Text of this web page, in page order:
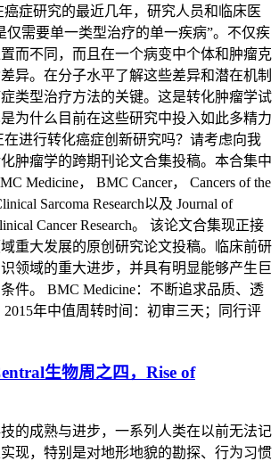
症研究的最近几年，研究人员和临床医
仅需要单一类型治疗的单一疾病”。不仅疾
而不同，而且在一个病变中个体和肿瘤克
异。在分子水平了解这些差异和潜在机制
类型治疗方法的关键。这是转化肿瘤学试
为什么目前在这些研究中投入如此多精力
在进行转化癌症创新研究吗？请考虑向我
肿瘤学的跨期刊论文合集投稿。本合集中
Medicine， BMC Cancer， Cancers of the
Sarcoma Research以及 Journal of
Cancer Research。 该论文合集现正接
重大发展的原创研究论文投稿。临床前研
领域的重大进步，并具有明显能够产生巨
件。 BMC Medicine：不断追求品质、透
年中值周转时间：初审三天；同行评
生物周之四，Rise of
的成熟与进步，一系列人类在以前无法记
现，特别是对地形地貌的勘探、行为习惯